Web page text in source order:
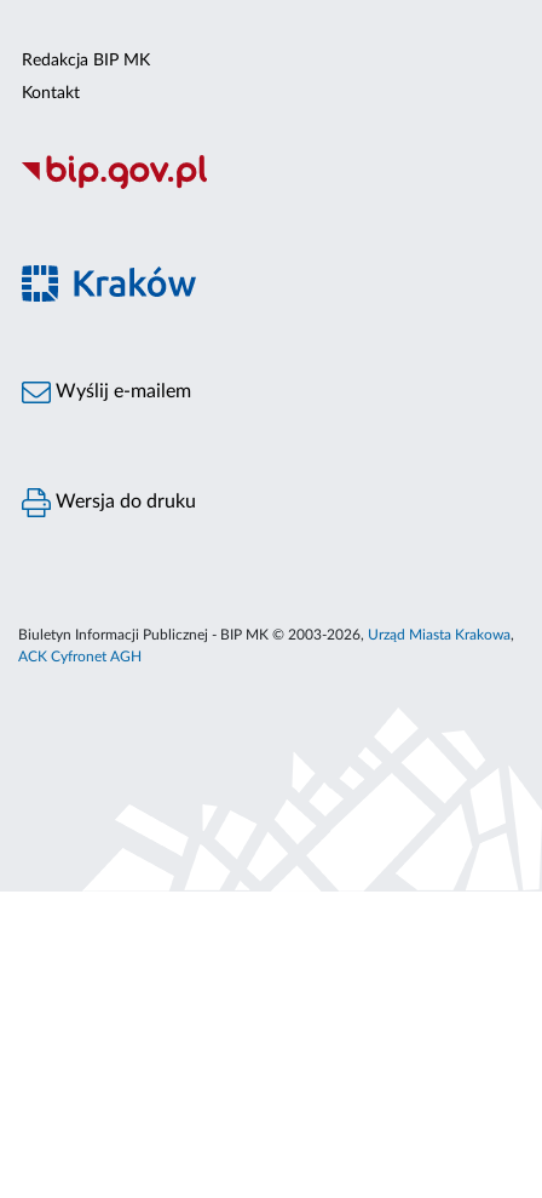
Redakcja BIP MK
Kontakt
Wyślij e-mailem
Wersja do druku
Biuletyn Informacji Publicznej - BIP MK © 2003-2026, Urząd Miasta Krakowa,
ACK Cyfronet AGH